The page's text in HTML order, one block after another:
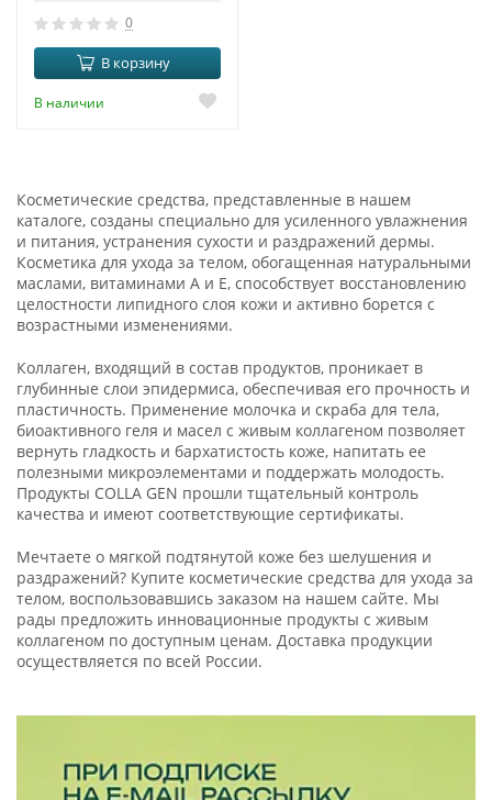
0
В корзину
В наличии
Косметические средства, представленные в нашем
каталоге, созданы специально для усиленного увлажнения
и питания, устранения сухости и раздражений дермы.
Косметика для ухода за телом, обогащенная натуральными
маслами, витаминами A и E, способствует восстановлению
целостности липидного слоя кожи и активно борется с
возрастными изменениями.
Коллаген, входящий в состав продуктов, проникает в
глубинные слои эпидермиса, обеспечивая его прочность и
пластичность. Применение молочка и скраба для тела,
биоактивного геля и масел с живым коллагеном позволяет
вернуть гладкость и бархатистость коже, напитать ее
полезными микроэлементами и поддержать молодость.
Продукты COLLA GEN прошли тщательный контроль
качества и имеют соответствующие сертификаты.
Мечтаете о мягкой подтянутой коже без шелушения и
раздражений? Купите косметические средства для ухода за
телом, воспользовавшись заказом на нашем сайте. Мы
рады предложить инновационные продукты с живым
коллагеном по доступным ценам. Доставка продукции
осуществляется по всей России.